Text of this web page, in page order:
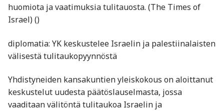
huomiota ja vaatimuksia tulitauosta. (The Times of
Israel) ()
diplomatia: YK keskustelee Israelin ja palestiinalaisten
välisestä tulitaukopyynnöstä
Yhdistyneiden kansakuntien yleiskokous on aloittanut
keskustelut uudesta päätöslauselmasta, jossa
vaaditaan välitöntä tulitaukoa Israelin ja